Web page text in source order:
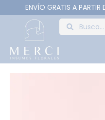
ENVÍO GRATIS A